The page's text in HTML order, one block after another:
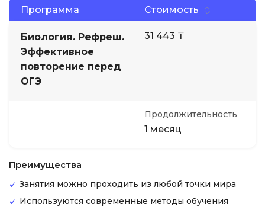
Программа Стоимость
Биология. Рефреш.
Эффективное
повторение перед
ОГЭ
31 443 ₸
Продолжительность
1 месяц
Преимущества
Занятия можно проходить из любой точки мира
Используются современные методы обучения